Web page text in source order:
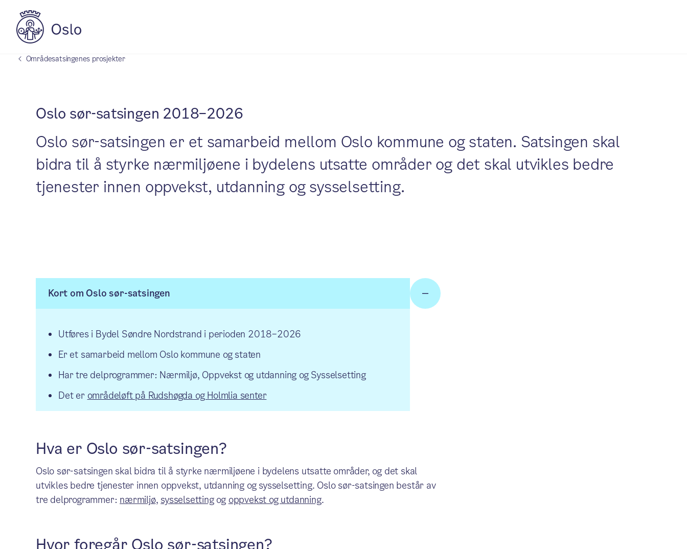
Områdesatsingenes prosjekter
Oslo sør-satsingen 2018–2026
Oslo sør-satsingen er et samarbeid mellom Oslo kommune og staten. Satsingen skal
bidra til å styrke nærmiljøene i bydelens utsatte områder og det skal utvikles bedre
tjenester innen oppvekst, utdanning og sysselsetting.
Kort om Oslo sør-satsingen
Utføres i Bydel Søndre Nordstrand i perioden 2018–2026
Er et samarbeid mellom Oslo kommune og staten
Har tre delprogrammer: Nærmiljø, Oppvekst og utdanning og Sysselsetting
Det er områdeløft på Rudshøgda og Holmlia senter
Hva er Oslo sør-satsingen?
Oslo sør-satsingen skal bidra til å styrke nærmiljøene i bydelens utsatte områder, og det skal
utvikles bedre tjenester innen oppvekst, utdanning og sysselsetting. Oslo sør-satsingen består av
tre delprogrammer: nærmiljø, sysselsettingog oppvekst og utdanning.